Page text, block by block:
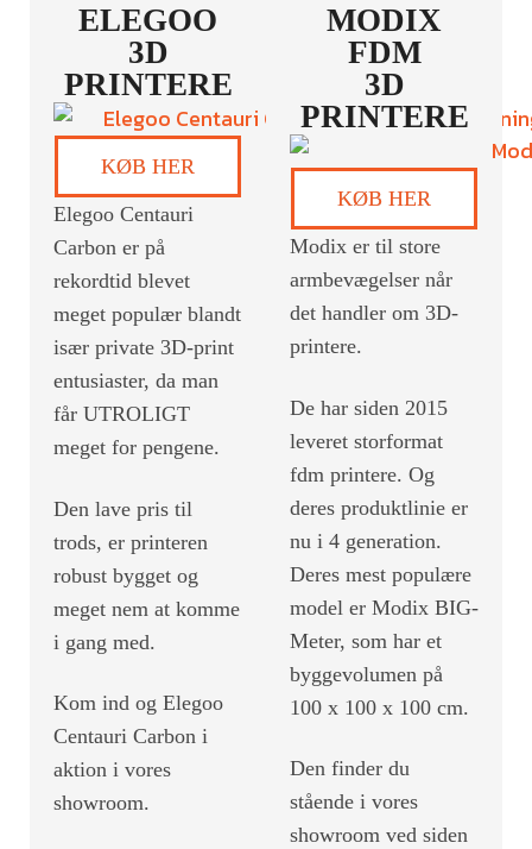
ELEGOO
3D
PRINTERE
KØB HER
Elegoo Centauri
Carbon er på
rekordtid blevet
meget populær blandt
især private 3D-print
entusiaster, da man
får UTROLIGT
meget for pengene.
Den lave pris til
trods, er printeren
robust bygget og
meget nem at komme
i gang med.
Kom ind og Elegoo
Centauri Carbon i
aktion i vores
showroom.
MODIX
FDM
3D
PRINTERE
KØB HER
Modix er til store
armbevægelser når
det handler om 3D-
printere.
De har siden 2015
leveret storformat
fdm printere. Og
deres produktlinie er
nu i 4 generation.
Deres mest populære
model er Modix BIG-
Meter, som har et
byggevolumen på
100 x 100 x 100 cm.
Den finder du
stående i vores
showroom ved siden